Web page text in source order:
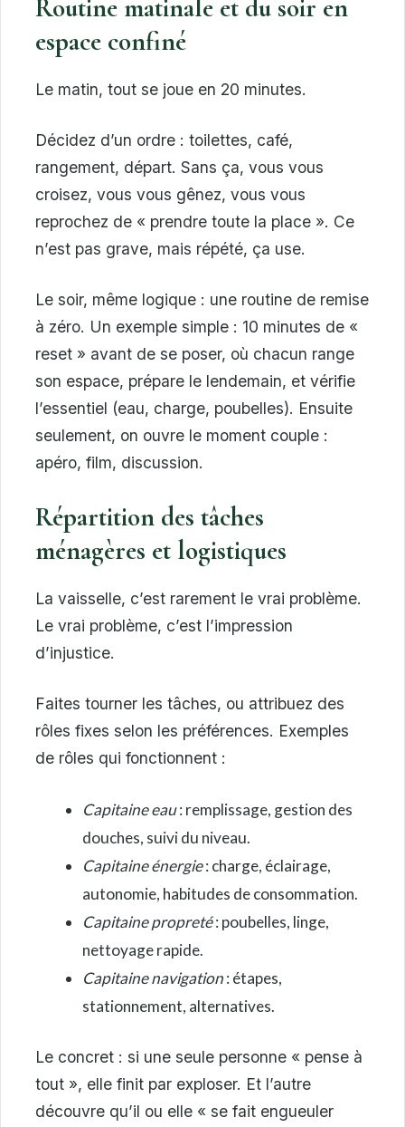
Routine matinale et du soir en
espace confiné
Le matin, tout se joue en 20 minutes.
Décidez d’un ordre : toilettes, café,
rangement, départ. Sans ça, vous vous
croisez, vous vous gênez, vous vous
reprochez de « prendre toute la place ». Ce
n’est pas grave, mais répété, ça use.
Le soir, même logique : une routine de remise
à zéro. Un exemple simple : 10 minutes de «
reset » avant de se poser, où chacun range
son espace, prépare le lendemain, et vérifie
l’essentiel (eau, charge, poubelles). Ensuite
seulement, on ouvre le moment couple :
apéro, film, discussion.
Répartition des tâches
ménagères et logistiques
La vaisselle, c’est rarement le vrai problème.
Le vrai problème, c’est l’impression
d’injustice.
Faites tourner les tâches, ou attribuez des
rôles fixes selon les préférences. Exemples
de rôles qui fonctionnent :
Capitaine eau: remplissage, gestion des
douches, suivi du niveau.
Capitaine énergie: charge, éclairage,
autonomie, habitudes de consommation.
Capitaine propreté: poubelles, linge,
nettoyage rapide.
Capitaine navigation: étapes,
stationnement, alternatives.
Le concret : si une seule personne « pense à
tout », elle finit par exploser. Et l’autre
découvre qu’il ou elle « se fait engueuler